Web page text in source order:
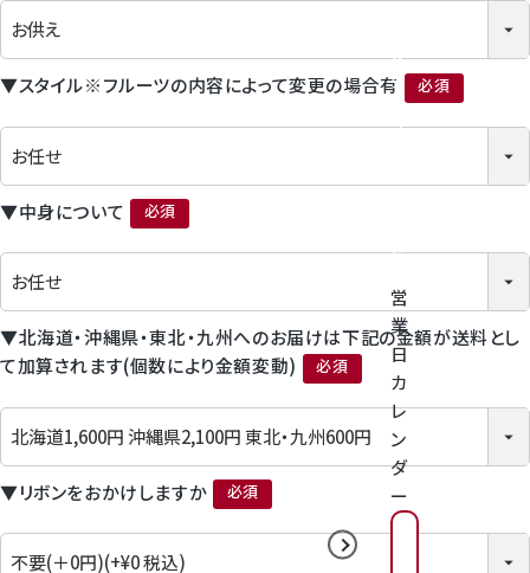
を
タ
プ
さ
営
業
日
カ
レ
ン
ダ
ー
ナガノパープル
1房からOK！ぶどう狩り
宮崎産パパイヤ
すいか
マスクメロンと季節のフルーツ詰合せ
お試しフルーツ
▼スタイル※フルーツの内容によって変更の場合有
(必須)
▼中身について
(必須)
▼北海道・沖縄県・東北・九州へのお届けは下記の金額が送料とし
て加算されます(個数により金額変動)
(必須)
▼リボンをおかけしますか
(必須)